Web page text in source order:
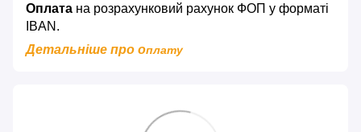
Оплата на розрахунковий рахунок ФОП у форматі
IBAN.
Детальніше про оплату